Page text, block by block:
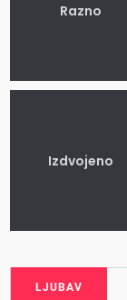
Razno
Izdvojeno
LJUBAV